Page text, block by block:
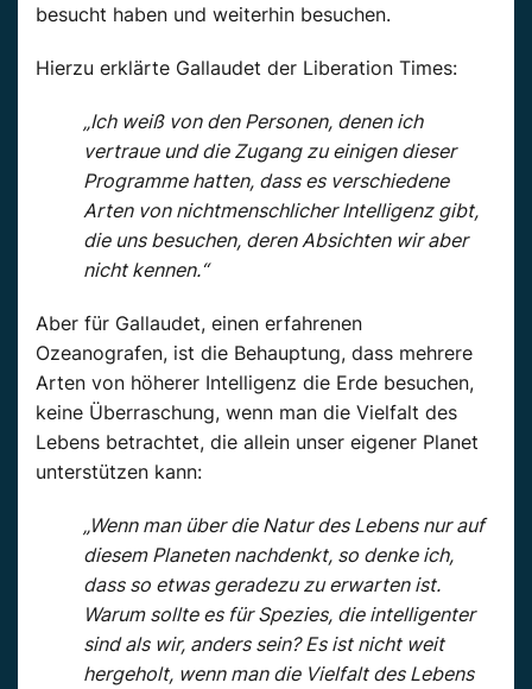
besucht haben und weiterhin besuchen.
Hierzu erklärte Gallaudet der Liberation Times:
„Ich weiß von den Personen, denen ich
vertraue und die Zugang zu einigen dieser
Programme hatten, dass es verschiedene
Arten von nichtmenschlicher Intelligenz gibt,
die uns besuchen, deren Absichten wir aber
nicht kennen.“
Aber für Gallaudet, einen erfahrenen
Ozeanografen, ist die Behauptung, dass mehrere
Arten von höherer Intelligenz die Erde besuchen,
keine Überraschung, wenn man die Vielfalt des
Lebens betrachtet, die allein unser eigener Planet
unterstützen kann:
„Wenn man über die Natur des Lebens nur auf
diesem Planeten nachdenkt, so denke ich,
dass so etwas geradezu zu erwarten ist.
Warum sollte es für Spezies, die intelligenter
sind als wir, anders sein? Es ist nicht weit
hergeholt, wenn man die Vielfalt des Lebens